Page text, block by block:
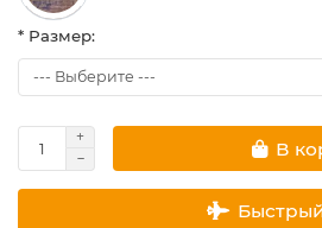
* Размер:
В